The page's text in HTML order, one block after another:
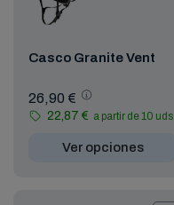
Casco Granite Vent
26,90 €
22,87 € a partir de 10 uds
Ver opciones